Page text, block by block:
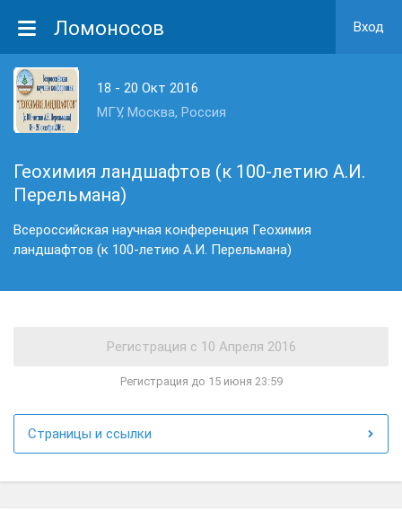
Ломоносов Вход
18 - 20 Окт 2016
МГУ, Москва, Россия
Геохимия ландшафтов (к 100-летию А.И.
Перельмана)
Всероссийская научная конференция Геохимия
ландшафтов (к 100-летию А.И. Перельмана)
Регистрация до 15 июня 23:59
Страницы и ссылки